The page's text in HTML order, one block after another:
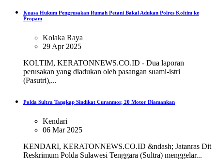
Kuasa Hukum Pengrusakan Rumah Petani Bakal Adukan Polres Koltim ke
Propam
Kolaka Raya
29 Apr 2025
KOLTIM, KERATONNEWS.CO.ID - Dua laporan
perusakan yang diadukan oleh pasangan suami-istri
(Pasutri),...
Polda Sultra Tangkap Sindikat Curanmor, 20 Motor Diamankan
Kendari
06 Mar 2025
KENDARI, KERATONNEWS.CO.ID &ndash; Jatanras Dit
Reskrimum Polda Sulawesi Tenggara (Sultra) menggelar...